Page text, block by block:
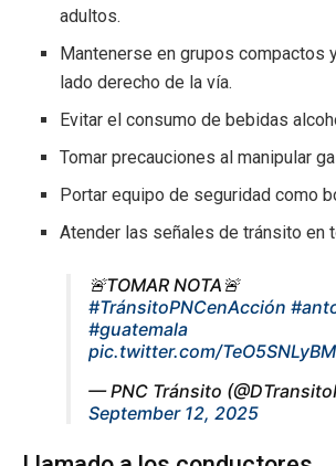
adultos.
Mantenerse en grupos compactos
lado derecho de la vía.
Evitar el consumo de bebidas
Tomar precauciones al manipular
Portar equipo de seguridad como
Atender las señales de tránsito en
🚨TOMAR NOTA🚨
#TránsitoPNCenAcción
#guatemala
pic.twitter.com/TeO5SNLyBM
— PNC Tránsito
September 12, 2025